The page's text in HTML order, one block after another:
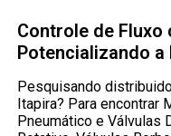
Controle de
Potencializando
Pesquisando
Itapira? Para encontrar
Pneumático e Válvulas